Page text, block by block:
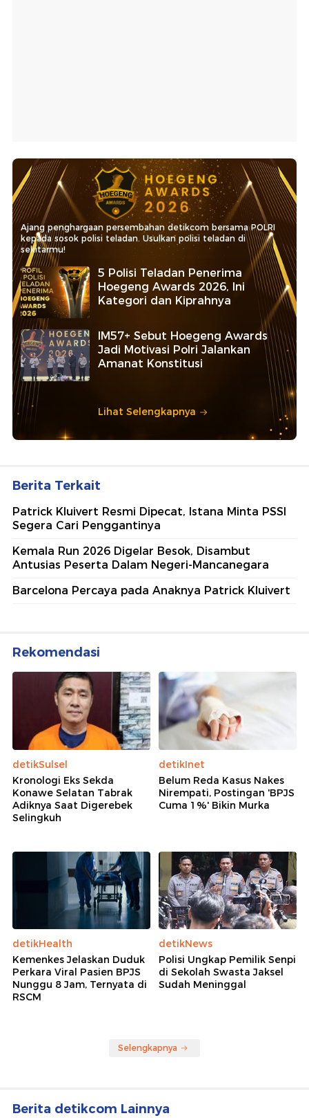
Ajang penghargaan persembahan detikcom bersama POLRI
kepada sosok polisi teladan. Usulkan polisi teladan di
sekitarmu!
5 Polisi Teladan Penerima
Hoegeng Awards 2026, Ini
Kategori dan Kiprahnya
IM57+ Sebut Hoegeng Awards
Jadi Motivasi Polri Jalankan
Amanat Konstitusi
Lihat Selengkapnya
Berita Terkait
Patrick Kluivert Resmi Dipecat, Istana Minta PSSI
Segera Cari Penggantinya
Kemala Run 2026 Digelar Besok, Disambut
Antusias Peserta Dalam Negeri-Mancanegara
Barcelona Percaya pada Anaknya Patrick Kluivert
Rekomendasi
detikSulsel
Kronologi Eks Sekda
Konawe Selatan Tabrak
Adiknya Saat Digerebek
Selingkuh
detikInet
Belum Reda Kasus Nakes
Nirempati, Postingan 'BPJS
Cuma 1%' Bikin Murka
detikHealth
Kemenkes Jelaskan Duduk
Perkara Viral Pasien BPJS
Nunggu 8 Jam, Ternyata di
RSCM
detikNews
Polisi Ungkap Pemilik Senpi
di Sekolah Swasta Jaksel
Sudah Meninggal
Selengkapnya
Berita detikcom Lainnya